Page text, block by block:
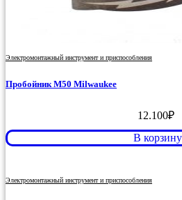
Электромонтажный инструмент и приспособления
Пробойник M50 Milwaukee
12.100₽
В корзину
Электромонтажный инструмент и приспособления